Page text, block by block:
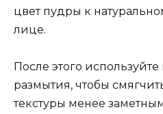
цвет пудры к
лице.
После этого
размытия, чтобы
текстуры менее